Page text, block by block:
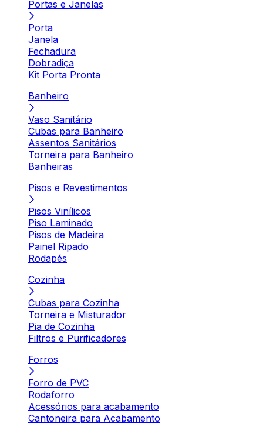
Portas e Janelas
Porta
Janela
Fechadura
Dobradiça
Kit Porta Pronta
Banheiro
Vaso Sanitário
Cubas para Banheiro
Assentos Sanitários
Torneira para Banheiro
Banheiras
Pisos e Revestimentos
Pisos Vinílicos
Piso Laminado
Pisos de Madeira
Painel Ripado
Rodapés
Cozinha
Cubas para Cozinha
Torneira e Misturador
Pia de Cozinha
Filtros e Purificadores
Forros
Forro de PVC
Rodaforro
Acessórios para acabamento
Cantoneira para Acabamento